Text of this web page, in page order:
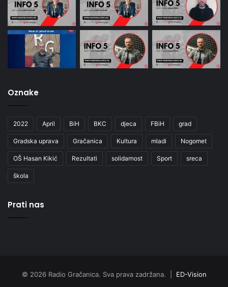
Oznake
2022 April BiH BKC djeca FBiH grad
Gradska uprava Gračanica Kultura mladi Nogomet
OŠ Hasan Kikić Rezultati solidarnost Sport sreca
škola
Prati nas
© 2026 Radio Gračanica. Sva prava zadržana. | ED-Vision